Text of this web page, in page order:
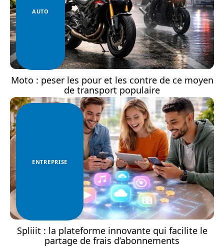
AUTO
Moto : peser les pour et les contre de ce moyen
de transport populaire
ENTREPRISE
Spliiit : la plateforme innovante qui facilite le
partage de frais d’abonnements